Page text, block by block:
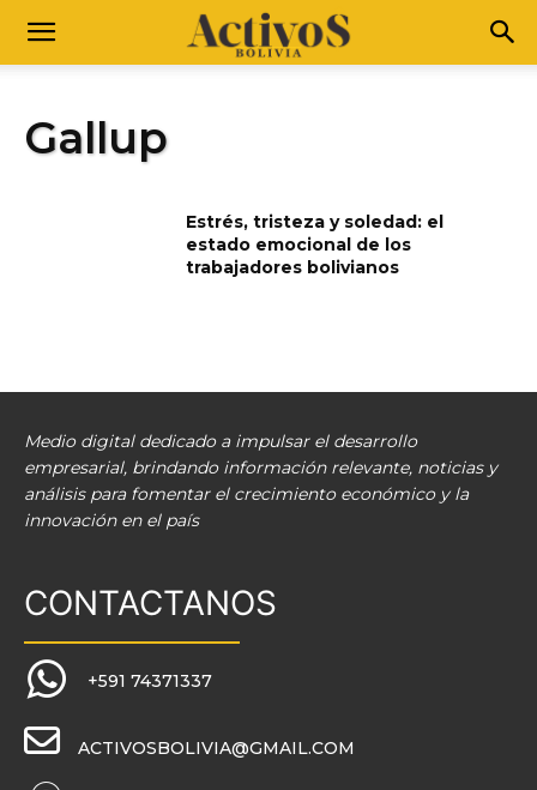
Gallup
Estrés, tristeza y soledad: el
estado emocional de los
trabajadores bolivianos
Medio digital dedicado a impulsar el desarrollo
empresarial, brindando información relevante, noticias y
análisis para fomentar el crecimiento económico y la
innovación en el país
CONTACTANOS
+591 74371337
ACTIVOSBOLIVIA@GMAIL.COM